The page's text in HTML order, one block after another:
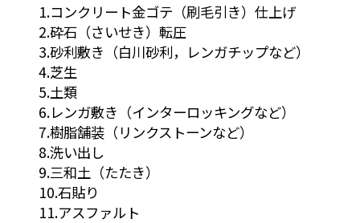
コンクリート金ゴテ（刷毛引き）仕上げ
砕石（さいせき）転圧
砂利敷き（白川砂利，レンガチップなど）
芝生
土類
レンガ敷き（インターロッキングなど）
樹脂舗装（リンクストーンなど）
洗い出し
三和土（たたき）
石貼り
アスファルト